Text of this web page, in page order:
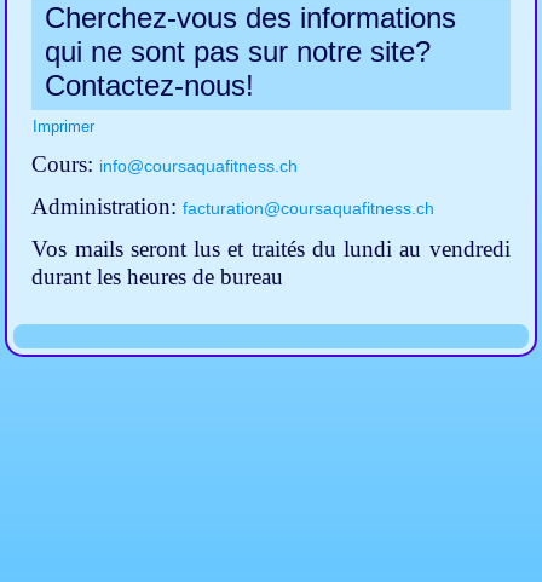
Cherchez-vous des informations
qui ne sont pas sur notre site?
Contactez-nous!
Imprimer
Cours: info@coursaquafitness.ch
Administration:facturation@coursaquafitness.ch
Vos mails seront lus et traités du lundi au vendredi
durant les heures de bureau